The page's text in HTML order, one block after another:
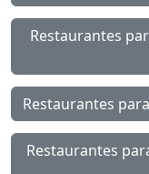
Restaurantes
Restaurantes
Restaurantes